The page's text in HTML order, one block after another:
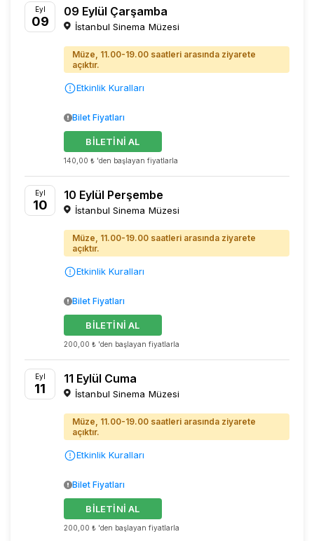
Eyl
09
09 Eylül Çarşamba
İstanbul Sinema Müzesi
Müze, 11.00-19.00 saatleri arasında ziyarete
açıktır.
Etkinlik Kuralları
140,00 ₺ 'den başlayan fiyatlarla
BİLETİNİ AL
Bilet Fiyatları
Eyl
10
10 Eylül Perşembe
İstanbul Sinema Müzesi
Müze, 11.00-19.00 saatleri arasında ziyarete
açıktır.
Etkinlik Kuralları
200,00 ₺ 'den başlayan fiyatlarla
BİLETİNİ AL
Bilet Fiyatları
Eyl
11
11 Eylül Cuma
İstanbul Sinema Müzesi
Müze, 11.00-19.00 saatleri arasında ziyarete
açıktır.
Etkinlik Kuralları
200,00 ₺ 'den başlayan fiyatlarla
BİLETİNİ AL
Bilet Fiyatları